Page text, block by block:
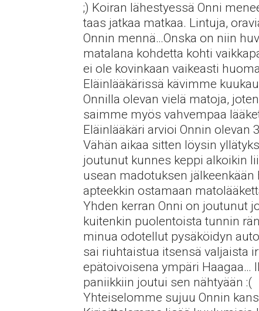
;) Koiran lähestyessä Onni
taas jatkaa matkaa. Lintuja,
Onnin mennä…Onska on niin
matalana kohdetta kohti
ei ole kovinkaan vaikeasti
Eläinlääkärissä kävimme
Onnilla olevan vielä matoja,
saimme myös vahvempaa
Eläinlääkäri arvioi Onnin
Vähän aikaa sitten löysin
joutunut kunnes keppi alkoikin
usean madotuksen
apteekkin ostamaan
Yhden kerran Onni on joutunut
kuitenkin puolentoista tunnin
minua odotellut pysäköidyn
sai riuhtaistua itsensä valjaista
epätoivoisena ympäri Haagaa…
paniikkiin joutui sen nähtyään :(
Yhteiselomme sujuu Onnin